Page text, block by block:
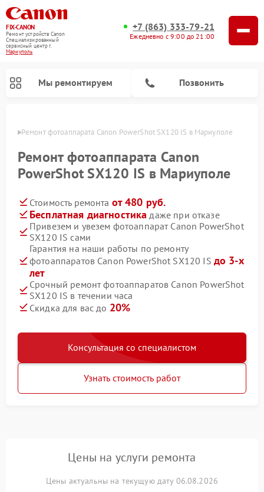
FIX-CANON
Ремонт устройств Canon
Специализированный
cервисный центр г.
Мариуполь
+7 (863) 333-79-21
Ежедневно с 9:00 до 21:00
Мы ремонтируем Позвонить
Ремонт фотоаппарата Canon PowerShot SX120 IS в Мариуполе
Ремонт фотоаппарата Canon
PowerShot SX120 IS в Мариуполе
Стоимость ремонта от 480 руб.
Бесплатная диагностика даже при отказе
Привезем и увезем фотоаппарат Canon PowerShot
SX120 IS сами
Гарантия на наши работы по ремонту
фотоаппаратов Canon PowerShot SX120 IS до 3-х
лет
Срочный ремонт фотоаппаратов Canon PowerShot
SX120 IS в течении часа
Скидка для вас до 20%
Консультация со специалистом
Узнать стоимость работ
Цены на услуги ремонта
Цены актуальны на текущую дату 06.08.2026